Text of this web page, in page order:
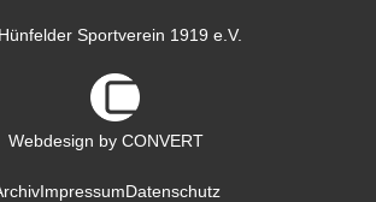
Hünfelder Sportverein 1919 e.V.
Webdesign by CONVERT
Impressum Datenschutz